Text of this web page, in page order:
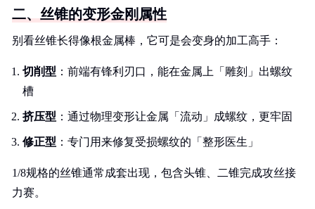
二、丝锥的变形金刚属性
别看丝锥长得像根金属棒，它可是会变身的加工高手：
切削型 ：前端有锋利刃口，能在金属上「雕刻」出螺纹
槽
挤压型 ：通过物理变形让金属「流动」成螺纹，更牢固
修正型 ：专门用来修复受损螺纹的「整形医生」
1/8规格的丝锥通常成套出现，包含头锥、二锥完成攻丝接
力赛。